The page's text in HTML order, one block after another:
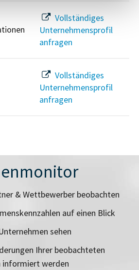
Vollständiges
Unternehmensprofil
anfragen
Vollständiges
Unternehmensprofil
anfragen
& Wettbewerber beobachten
auf einen Blick
sehen
Ihrer beobachteten
informiert werden